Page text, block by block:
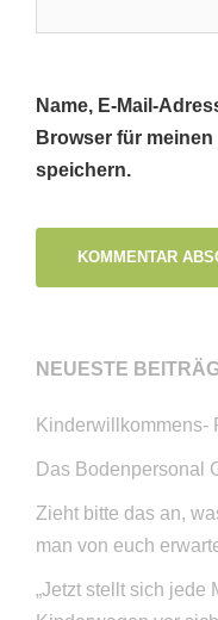
Name, E-Mail-
Browser für
speichern.
NEUESTE
Kinderwillkommens-
Das Bodenpersonal
Zieht bitte das an,
man von euch
„Jetzt stellt sich jede